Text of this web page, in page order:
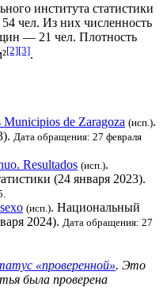
института статистики
54 чел. Из них численность
— 21 чел. Плотность
[2][3].
de Zaragoza (исп.).
Дата обращения: 27 февраля
Resultados (исп.).
(24 января 2023).
(исп.). Национальный
2024). Дата обращения: 27
«проверенной». Это
была проверена